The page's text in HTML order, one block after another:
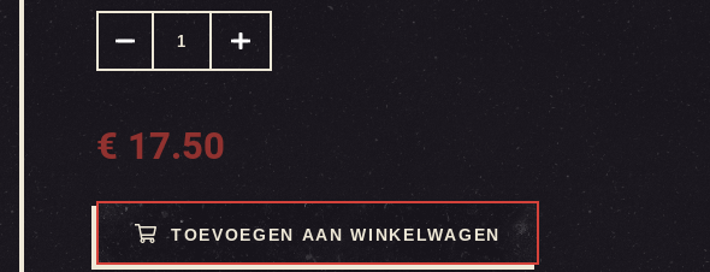
€ 17.50
TOEVOEGEN AAN WINKELWAGEN